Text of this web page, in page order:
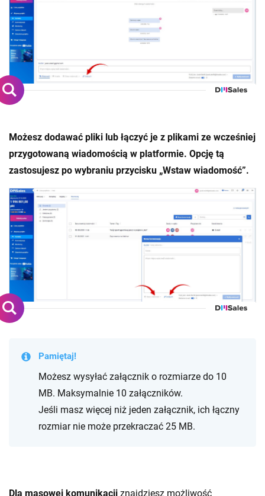
Możesz dodawać pliki lub łączyć je z plikami ze wcześniej
przygotowaną wiadomością w platformie. Opcję tą
zastosujesz po wybraniu przycisku „Wstaw wiadomość”.
Pamiętaj!
Możesz wysyłać załącznik o rozmiarze do 10
MB. Maksymalnie 10 załączników.
Jeśli masz więcej niż jeden załącznik, ich łączny
rozmiar nie może przekraczać 25 MB.
Dla masowej komunikacji znajdziesz możliwość